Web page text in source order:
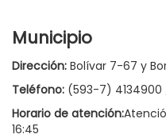
Municipio
Dirección: Bolívar 7-67 y
Teléfono: (593-7) 4134900
Horario de atención:
16:45